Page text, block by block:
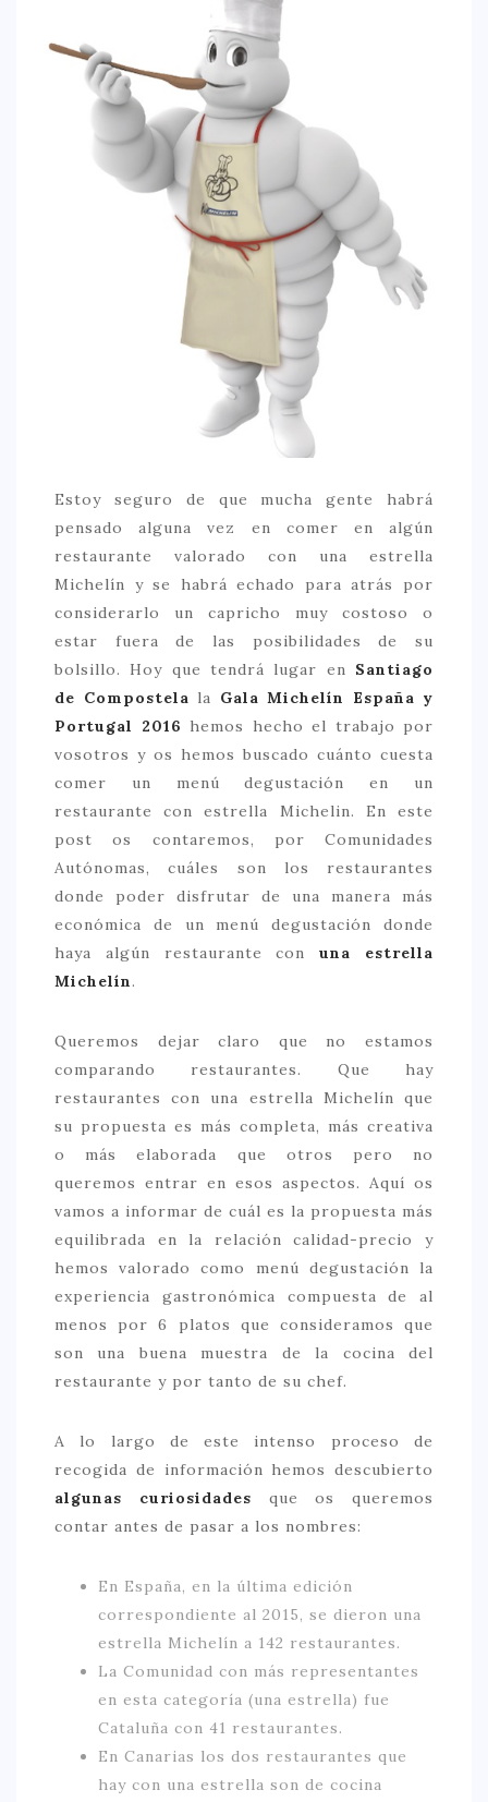
DULCE
FUSIÓN
ITALIANA
NUESTROS FAVORITOS
BEAUTY
ESCAPADAS
EVENTOS POP UP
HEALTHY
MAPA
Estoy seguro de que mucha gente habrá
pensado alguna vez en comer en algún
restaurante valorado con una estrella
Michelín y se habrá echado para atrás por
considerarlo un capricho muy costoso o
estar fuera de las posibilidades de su
bolsillo. Hoy que tendrá lugar en Santiago
de Compostela la Gala Michelín España y
Portugal 2016 hemos hecho el trabajo por
vosotros y os hemos buscado cuánto cuesta
comer un menú degustación en un
restaurante con estrella Michelin. En este
post os contaremos, por Comunidades
Autónomas, cuáles son los restaurantes
donde poder disfrutar de una manera más
económica de un menú degustación donde
haya algún restaurante conuna estrella
Michelín.
Queremos dejar claro que no estamos
comparando restaurantes. Que hay
restaurantes con una estrella Michelín que
su propuesta es más completa, más creativa
o más elaborada que otros pero no
queremos entrar en esos aspectos. Aquí os
vamos a informar de cuál es la propuesta más
equilibrada en la relación calidad-precio y
hemos valorado como menú degustación la
experiencia gastronómica compuesta de al
menos por 6 platos que consideramos que
son una buena muestra de la cocina del
restaurante y por tanto de su chef.
A lo largo de este intenso proceso de
recogida de información hemos descubierto
algunas curiosidades que os queremos
contar antes de pasar a los nombres:
En España, en la última edición
correspondiente al 2015, se dieron una
estrella Michelín a 142 restaurantes.
La Comunidad con más representantes
en esta categoría (una estrella) fue
Cataluña con 41 restaurantes.
En Canarias los dos restaurantes que
hay con una estrella son de cocina